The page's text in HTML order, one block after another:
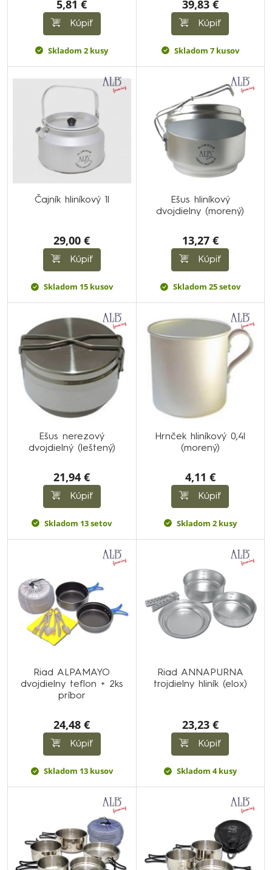
5,81 €
Kúpiť
Skladom 2 kusy
39,83 €
Kúpiť
Skladom 7 kusov
Čajník hliníkový 1l
29,00 €
Kúpiť
Skladom 15 kusov
Ešus hliníkový
dvojdielny (morený)
13,27 €
Kúpiť
Skladom 25 setov
Ešus nerezový
dvojdielný (leštený)
21,94 €
Kúpiť
Skladom 13 setov
Hrnček hliníkový 0,4l
(morený)
4,11 €
Kúpiť
Skladom 2 kusy
Riad ALPAMAYO
dvojdielny teflon + 2ks
príbor
24,48 €
Kúpiť
Skladom 13 kusov
Riad ANNAPURNA
trojdielny hliník (elox)
23,23 €
Kúpiť
Skladom 4 kusy